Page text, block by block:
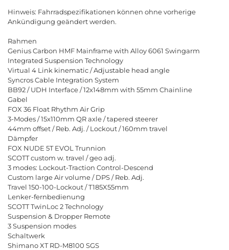
Hinweis: Fahrradspezifikationen können ohne vorherige
Ankündigung geändert werden.
Rahmen
Genius Carbon HMF Mainframe with Alloy 6061 Swingarm
Integrated Suspension Technology
Virtual 4 Link kinematic / Adjustable head angle
Syncros Cable Integration System
BB92 / UDH Interface / 12x148mm with 55mm Chainline
Gabel
FOX 36 Float Rhythm Air Grip
3-Modes / 15x110mm QR axle / tapered steerer
44mm offset / Reb. Adj. / Lockout / 160mm travel
Dämpfer
FOX NUDE 5T EVOL Trunnion
SCOTT custom w. travel / geo adj.
3 modes: Lockout-Traction Control-Descend
Custom large Air volume / DPS / Reb. Adj.
Travel 150-100-Lockout / T185X55mm
Lenker-fernbedienung
SCOTT TwinLoc 2 Technology
Suspension & Dropper Remote
3 Suspension modes
Schaltwerk
Shimano XT RD-M8100 SGS